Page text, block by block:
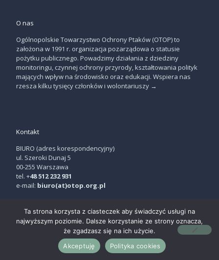
O nas
Ogólnopolskie Towarzystwo Ochrony Ptaków (OTOP) to
założona w 1991 r. organizacja pozarządowa o statusie
pożytku publicznego. Powadzimy działania z dziedziny
monitoringu, czynnej ochrony przyrody, kształtowania polityk
mających wpływ na środowisko oraz edukacji. Wspiera nas
rzesza kilku tysięcy członków i wolontariuszy →
Kontakt
BIURO (adres korespondencyjny)
ul. Szeroki Dunaj 5
00-255 Warszawa
tel. +48 512 232 931
e-mail: biuro(at)otop.org.pl
© OTOP | projekt:THE NEW LOOK
Ta strona korzysta z ciasteczek aby świadczyć usługi na
najwyższym poziomie. Dalsze korzystanie ze strony oznacza,
że zgadzasz się na ich użycie.
Akceptuję
Polityka cookies